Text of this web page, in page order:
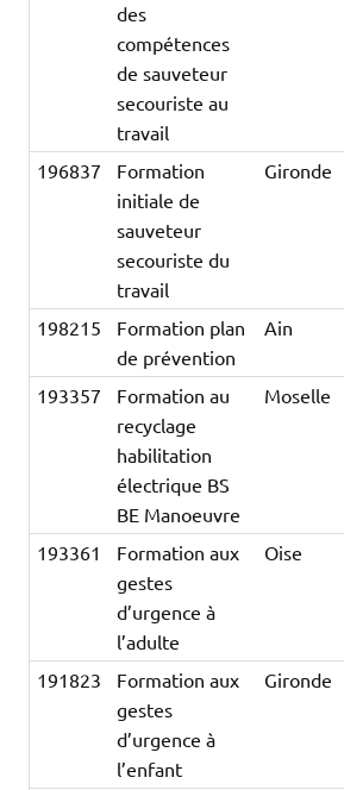
des
compétences
de sauveteur
secouriste au
travail
196837
Formation
initiale de
sauveteur
secouriste du
travail
Gironde
198215
Formation plan
de prévention
Ain
193357
Formation au
recyclage
habilitation
électrique BS
BE Manoeuvre
Moselle
193361
Formation aux
gestes
d’urgence à
l’adulte
Oise
191823
Formation aux
gestes
d’urgence à
l’enfant
Gironde